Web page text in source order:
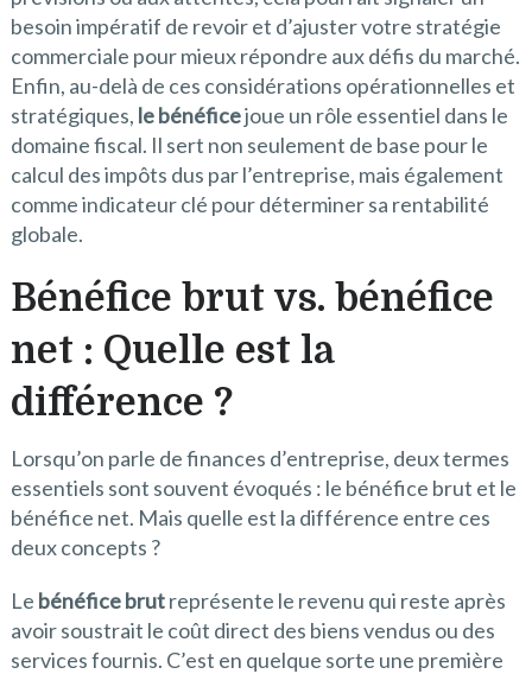
besoin impératif de revoir et d’ajuster votre stratégie
commerciale pour mieux répondre aux défis du marché.
Enfin, au-delà de ces considérations opérationnelles et
stratégiques, le bénéficejoue un rôle essentiel dans le
domaine fiscal. Il sert non seulement de base pour le
calcul des impôts dus par l’entreprise, mais également
comme indicateur clé pour déterminer sa rentabilité
globale.
Bénéfice brut vs. bénéfice
net : Quelle est la
différence ?
Lorsqu’on parle de finances d’entreprise, deux termes
essentiels sont souvent évoqués : le bénéfice brut et le
bénéfice net. Mais quelle est la différence entre ces
deux concepts ?
Le bénéfice brutreprésente le revenu qui reste après
avoir soustrait le coût direct des biens vendus ou des
services fournis. C’est en quelque sorte une première